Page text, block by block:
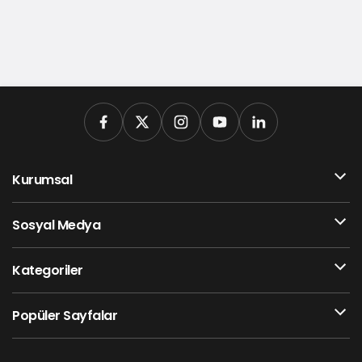
Kurumsal
Sosyal Medya
Kategoriler
Popüler Sayfalar